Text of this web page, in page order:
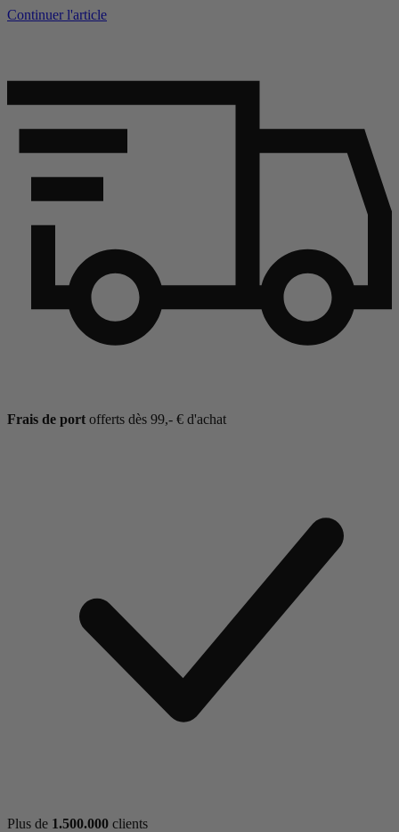
Continuer l'article
Frais de port offerts dès 99,- € d'achat
Plus de 1.500.000 clients